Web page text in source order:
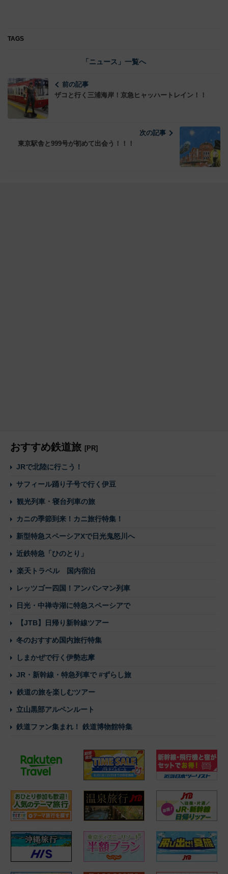
TAGS
「ニュース」一覧へ
前の記事
ザコと行く三浦海岸！京急ヒャッハートレイン！！
次の記事
東京駅舎と999号が初めて出会う！！！
おすすめ鉄道旅 [PR]
JRで北陸に行こう！
サフィール踊り子号で行く伊豆
観光列車・寝台列車の旅
カニの季節到来！カニ旅行特集！
新型特急スペーシアXで日光鬼怒川へ
近鉄特急「ひのとり」
楽天トラベル 国内宿泊
レッツゴー四国！アンパンマン列車
日光・中禅寺湖に特急スペーシアで
【JTB】日帰り新幹線ツアー
冬のおすすめ国内旅行特集
しまかぜで行く伊勢志摩
JR・新幹線・特急列車で #ずらし旅
鉄道の旅を楽しむツアー
立山黒部アルペンルート
鉄道ファン集まれ！ 鉄道博物館特集